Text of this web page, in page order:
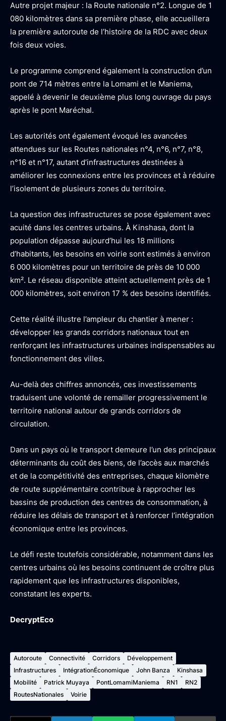
Autre projet majeur : la Route nationale n°2. Longue de 1
080 kilomètres dans sa première phase, elle accueillera
la première autoroute de l’histoire de la RDC avec deux
fois deux voies.
Le programme comprend également la construction d’un
pont de 714 mètres entre la Lomami et le Maniema,
appelé à devenir le deuxième plus long ouvrage du pays
après le pont Maréchal.
Les autorités ont également évoqué les avancées
attendues sur les Routes nationales n°4, n°6, n°7, n°8,
n°16 et n°17, autant d’infrastructures destinées à
améliorer les connexions entre les provinces et à réduire
l’isolement de plusieurs zones du territoire.
La question des infrastructures se pose également avec
acuité dans les centres urbains. À Kinshasa, dont la
population dépasse aujourd’hui les 18 millions
d’habitants, les besoins en voirie sont estimés à environ
6 000 kilomètres pour un territoire de près de 10 000
km². Le réseau disponible atteint actuellement près de 1
000 kilomètres, soit environ 17 % des besoins identifiés.
Cette réalité illustre l’ampleur du chantier à mener :
développer les grands corridors nationaux tout en
renforçant les infrastructures urbaines indispensables au
fonctionnement des villes.
Au-delà des chiffres annoncés, ces investissements
traduisent une volonté de remailler progressivement le
territoire national autour de grands corridors de
circulation.
Dans un pays où le transport demeure l’un des principaux
déterminants du coût des biens, de l’accès aux marchés
et de la compétitivité des entreprises, chaque kilomètre
de route supplémentaire contribue à rapprocher les
bassins de production des centres de consommation, à
réduire les délais de transport et à renforcer l’intégration
économique entre les provinces.
Le défi reste toutefois considérable, notamment dans les
centres urbains où les besoins continuent de croître plus
rapidement que les infrastructures disponibles,
constatant les experts.
DecryptEco
Autoroute Connectivité Corridors
Développement
Infrastructures
IntégrationÉconomique John Banza
Kinshasa
Mobilité
Patrick Muyaya PontLomamiManiema RN1
RN2
RoutesNationales
Voirie